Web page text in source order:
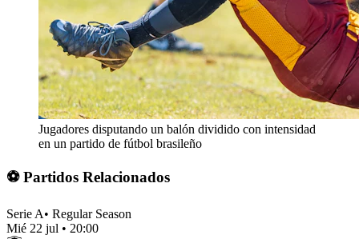
Jugadores disputando un balón dividido con intensidad
en un partido de fútbol brasileño
⚽ Partidos Relacionados
Serie A• Regular Season
Mié 22 jul • 20:00